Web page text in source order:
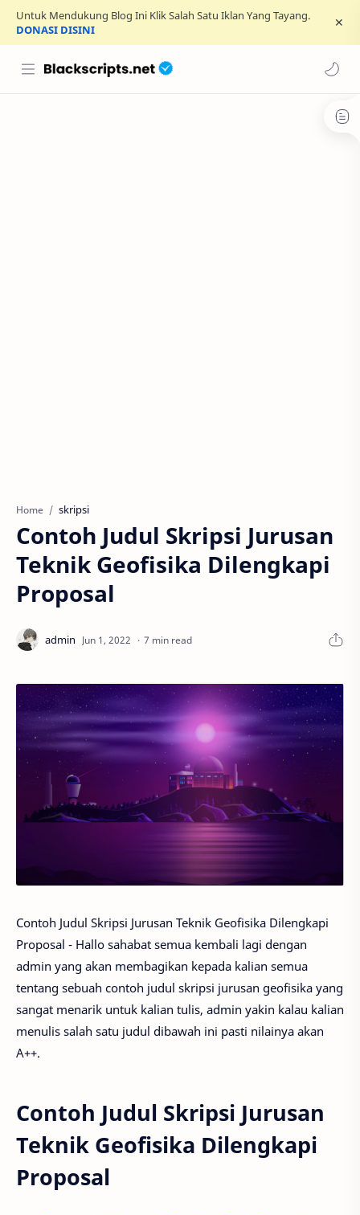
Untuk Mendukung Blog Ini Klik Salah Satu Iklan Yang Tayang.
DONASI DISINI
Home skripsi
Contoh Judul Skripsi Jurusan
Teknik Geofisika Dilengkapi
Proposal
7 min read
Contoh Judul Skripsi Jurusan Teknik Geofisika Dilengkapi
Proposal - Hallo sahabat semua kembali lagi dengan
admin yang akan membagikan kepada kalian semua
tentang sebuah contoh judul skripsi jurusan geofisika yang
sangat menarik untuk kalian tulis, admin yakin kalau kalian
menulis salah satu judul dibawah ini pasti nilainya akan
A++.
Contoh Judul Skripsi Jurusan
Teknik Geofisika Dilengkapi
Proposal